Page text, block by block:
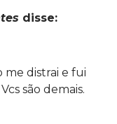
disse:
distrai e fui
são demais.